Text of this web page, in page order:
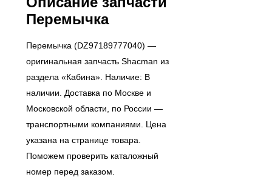
Перемычка
Перемычка (DZ97189777040) —
оригинальная запчасть Shacman из
раздела «Кабина». Наличие: В
наличии. Доставка по Москве и
Московской области, по России —
транспортными компаниями. Цена
указана на странице товара.
Поможем проверить каталожный
номер перед заказом.